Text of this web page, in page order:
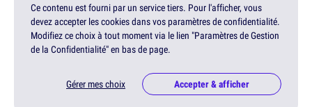
Ce contenu est fourni par un service tiers. Pour l'afficher, vous
devez accepter les cookies dans vos paramètres de confidentialité.
Modifiez ce choix à tout moment via le lien "Paramètres de Gestion
de la Confidentialité" en bas de page.
Gérer mes choix Accepter & afficher